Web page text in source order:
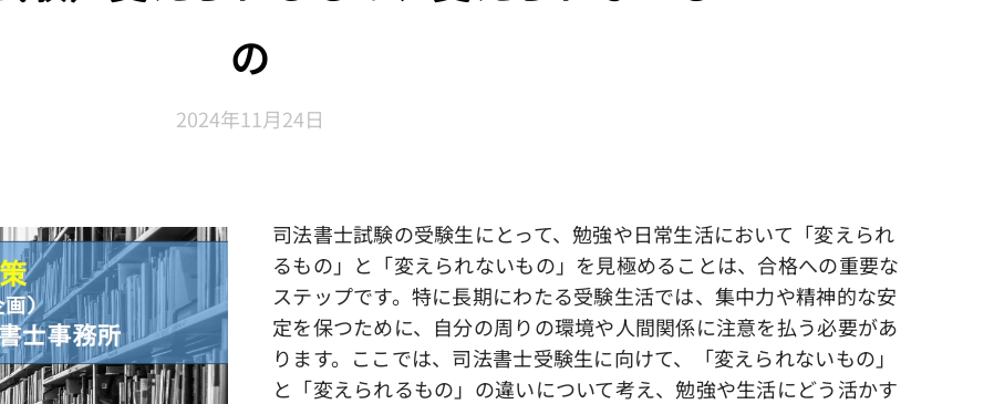
の
2024年11月24日
司法書士試験の受験生にとって、勉強や日常生活において「変えられ
るもの」と「変えられないもの」を見極めることは、合格への重要な
ステップです。特に長期にわたる受験生活では、集中力や精神的な安
定を保つために、自分の周りの環境や人間関係に注意を払う必要があ
ります。ここでは、司法書士受験生に向けて、「変えられないもの」
と「変えられるもの」の違いについて考え、勉強や生活にどう活かす